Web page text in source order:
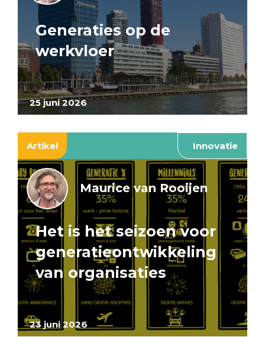
25 juni 2026
Generaties op de
werkvloer
Artikel Innovatie
23 juni 2026
Maurice van Rooijen
Het is het seizoen voor
generatieontwikkeling
van organisaties